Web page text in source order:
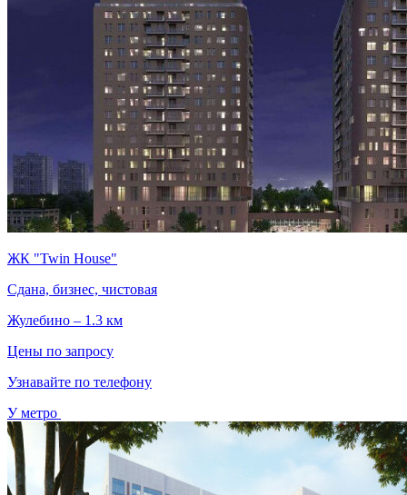
ЖК "Twin House"
Сдана, бизнес, чистовая
Жулебино – 1.3 км
Цены по запросу
Узнавайте по телефону
У метро